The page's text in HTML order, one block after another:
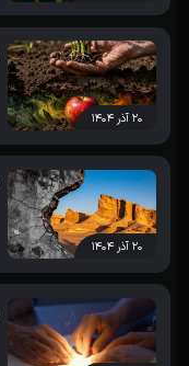
۲۰ آذر ۱۴۰۴
۲۰ آذر ۱۴۰۴